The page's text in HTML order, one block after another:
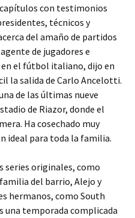
con testimonios
técnicos y
del amaño de partidos
de jugadores e
el fútbol italiano, dijo en
la salida de Carlo Ancelotti.
de las últimas nueve
de Riazor, donde el
Ha cosechado muy
ideal para toda la familia.
series originales, como
del barrio, Alejo y
hermanos, como South
una temporada complicada